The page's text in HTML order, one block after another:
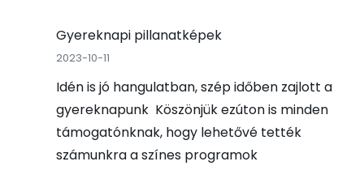
Gyereknapi pillanatképek
2023-10-11
Idén is jó hangulatban, szép időben zajlott a
gyereknapunk Köszönjük ezúton is minden
támogatónknak, hogy lehetővé tették
számunkra a színes programok